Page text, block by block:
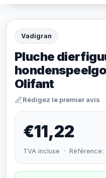
Vadigran
Pluche
Olifant
Rédigez le premier avis
€11,22
TVA incluse · Référence: